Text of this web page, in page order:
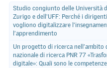
Studio congiunto delle Università
Zurigo e dell'UFF: Perché i
vogliono digitalizzare
l’apprendimento
Un progetto di ricerca nell’ambito
nazionale di ricerca PNR 77
digitale»: Quali sono le